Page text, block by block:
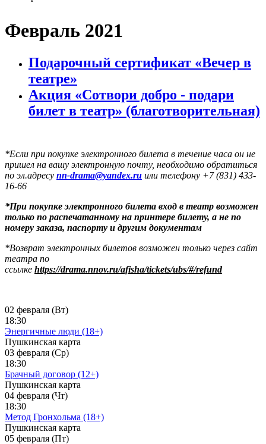
Февраль 2021
Подарочный сертификат «Вечер в
театре»
Акция «Сотвори добро - подари
билет в театр» (благотворительная)
*Если при покупке электронного билета в течение часа он не
пришел на вашу электронную почту, необходимо обратиться
по эл.адресу nn-drama@yandex.ru или телефону +7 (831) 433-
16-66
*При покупке электронного билета вход в театр возможен
только по распечатанному на принтере билету, а не по
номеру заказа, паспорту и другим документам
*Возврат электронных билетов возможен только через сайт
театра по
ссылке https://drama.nnov.ru/afisha/tickets/ubs/#/refund
02 февраля (Вт)
18:30
Энергичные люди (18+)
Пушкинская карта
03 февраля (Ср)
18:30
Брачный договор (12+)
Пушкинская карта
04 февраля (Чт)
18:30
Метод Гронхольма (18+)
Пушкинская карта
05 февраля (Пт)